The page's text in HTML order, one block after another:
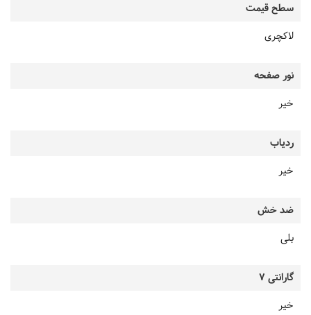
سطح قیمت
لاکچری
نور صفحه
خیر
ردیاب
خیر
ضد خش
بلی
گارانتی 7
خیر